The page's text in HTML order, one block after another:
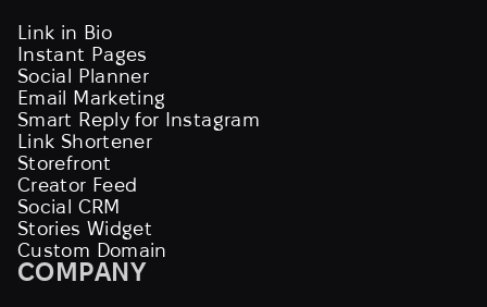
Link in Bio
Instant Pages
Social Planner
Email Marketing
Smart Reply for Instagram
Link Shortener
Storefront
Creator Feed
Social CRM
Stories Widget
Custom Domain
COMPANY